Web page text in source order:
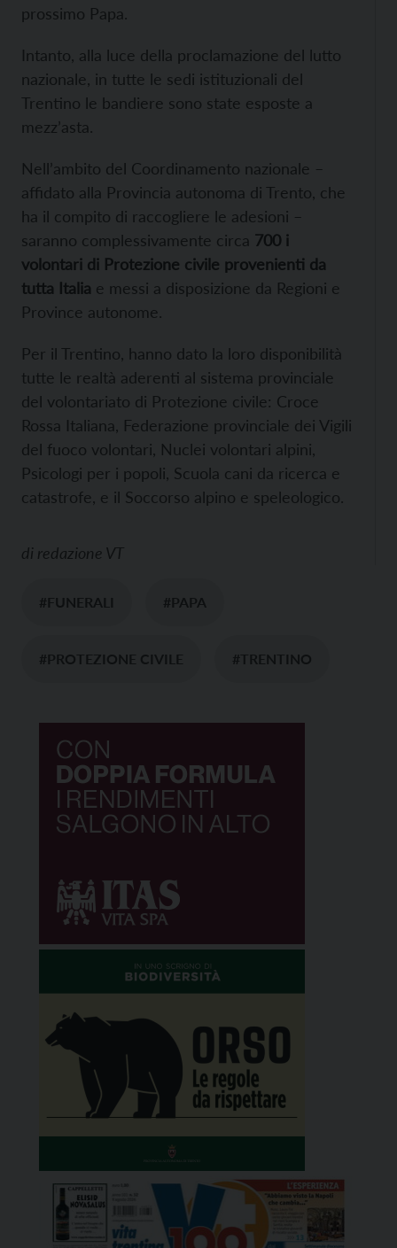
prossimo Papa.
Intanto, alla luce della proclamazione del lutto
nazionale, in tutte le sedi istituzionali del
Trentino le bandiere sono state esposte a
mezz’asta.
Nell’ambito del Coordinamento nazionale –
affidato alla Provincia autonoma di Trento, che
ha il compito di raccogliere le adesioni –
saranno complessivamente circa 700 i
volontari di Protezione civile provenienti da
tutta Italia e messi a disposizione da Regioni e
Province autonome.
Per il Trentino, hanno dato la loro disponibilità
tutte le realtà aderenti al sistema provinciale
del volontariato di Protezione civile: Croce
Rossa Italiana, Federazione provinciale dei Vigili
del fuoco volontari, Nuclei volontari alpini,
Psicologi per i popoli, Scuola cani da ricerca e
catastrofe, e il Soccorso alpino e speleologico.
di redazione VT
#FUNERALI #PAPA
#PROTEZIONE CIVILE #TRENTINO